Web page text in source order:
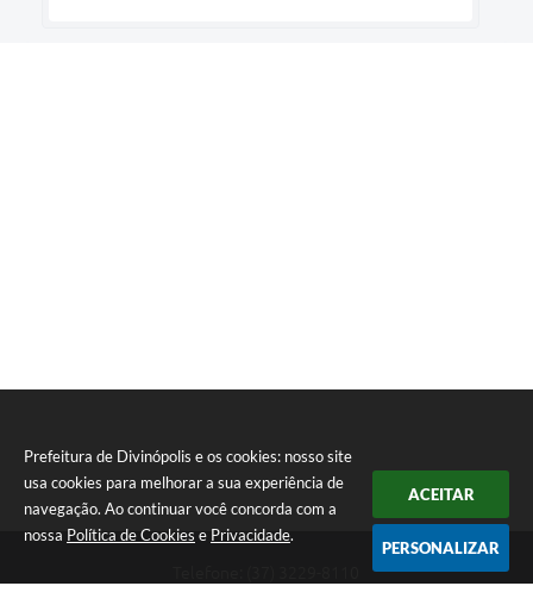
Prefeitura de Divinópolis e os cookies: nosso site
usa cookies para melhorar a sua experiência de
navegação. Ao continuar você concorda com a
nossa Política de Cookies e Privacidade.
ACEITAR
PERSONALIZAR